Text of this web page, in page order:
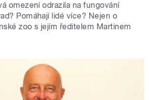
omezení odrazila na fungování
Pomáhají lidé více? Nejen o
zoo s jejím ředitelem Martinem